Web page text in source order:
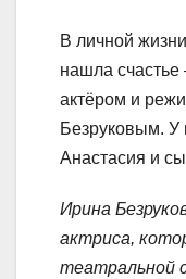
В личной
нашла счастье
актёром и
Безруковым. У
Анастасия и
Ирина
актриса,
театральной